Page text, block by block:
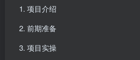
项目介绍
前期准备
项目实操